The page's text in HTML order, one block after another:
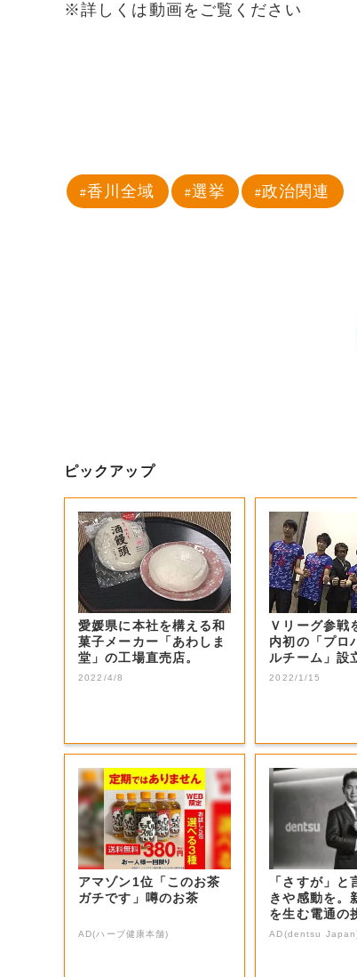
※詳しくは動画をご覧ください
香川全域 選挙 政治関連
ピックアップ
愛媛県に本社を構える和
菓子メーカー「あわしま
堂」の工場直売店。
2022/4/8
Ｖリーグ参戦
内初の「プロ
ルチーム」
選手などの受
2022/1/15
アマゾン1位「このお茶
ガチです」噂のお茶
AD(ハーブ健康本舗)
「さすが」と
きや感動を。
を生む電通の
AD(dentsu